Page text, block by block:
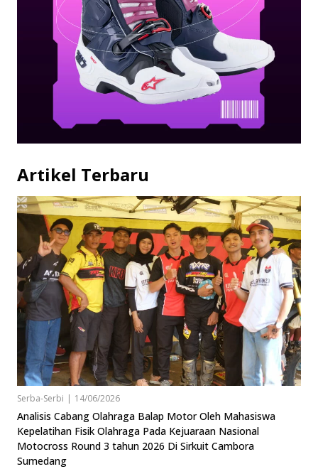
Artikel Terbaru
Serba-Serbi | 14/06/2026
Analisis Cabang Olahraga Balap Motor Oleh Mahasiswa
Kepelatihan Fisik Olahraga Pada Kejuaraan Nasional
Motocross Round 3 tahun 2026 Di Sirkuit Cambora
Sumedang